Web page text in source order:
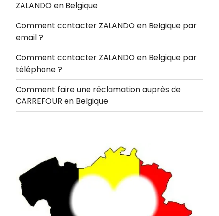
ZALANDO en Belgique
Comment contacter ZALANDO en Belgique par
email ?
Comment contacter ZALANDO en Belgique par
téléphone ?
Comment faire une réclamation auprès de
CARREFOUR en Belgique